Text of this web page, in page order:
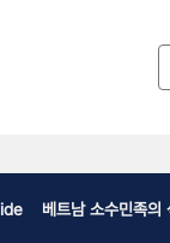
베트남 소수민족의